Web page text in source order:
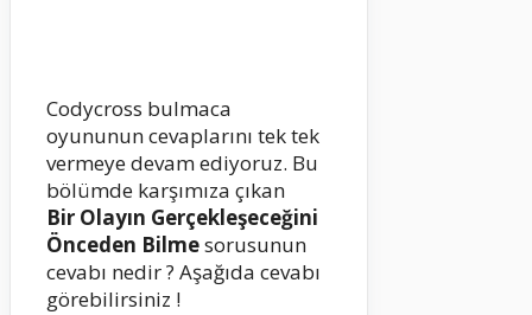
Codycross bulmaca
oyununun cevaplarını tek tek
vermeye devam ediyoruz. Bu
bölümde karşımıza çıkan
Bir Olayın Gerçekleşeceğini
Önceden Bilmesorusunun
cevabı nedir ? Aşağıda cevabı
görebilirsiniz !